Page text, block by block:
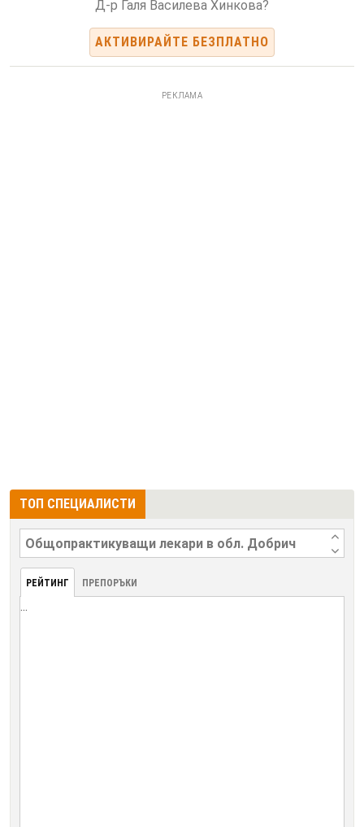
Д-р Галя Василева Хинкова?
АКТИВИРАЙТЕ БЕЗПЛАТНО
РЕКЛАМА
ТОП СПЕЦИАЛИСТИ
РЕЙТИНГ ПРЕПОРЪКИ
...